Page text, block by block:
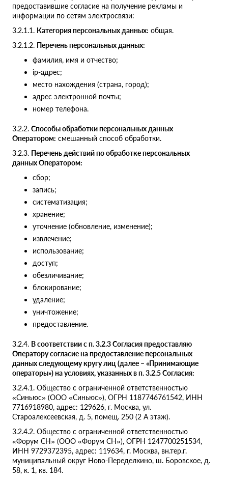
предоставившие согласие на получение рекламы и
информации по сетям электросвязи:
3.2.1.1. Категория персональных данных: общая.
3.2.1.2. Перечень персональных данных:
фамилия, имя и отчество;
ip-адрес;
место нахождения (страна, город);
адрес электронной почты;
номер телефона.
3.2.2. Способы обработки персональных данных
Оператором: смешанный способ обработки.
3.2.3. Перечень действий по обработке персональных
данных Оператором:
сбор;
запись;
систематизация;
хранение;
уточнение (обновление, изменение);
извлечение;
использование;
доступ;
обезличивание;
блокирование;
удаление;
уничтожение;
предоставление.
3.2.4. В соответствии с п. 3.2.3 Согласия предоставляю
Оператору согласие на предоставление персональных
данных следующему кругу лиц (далее – «Принимающие
операторы») на условиях, указанных в п. 3.2.5 Согласия:
3.2.4.1. Общество с ограниченной ответственностью
«Синьюс» (ООО «Синьюс»), ОГРН 1187746761542, ИНН
7716918980, адрес: 129626, г. Москва, ул.
Староалексеевская, д. 5, помещ. 250 (2 А этаж).
3.2.4.2. Общество с ограниченной ответственностью
«Форум СН» (ООО «Форум СН»), ОГРН 1247700251534,
ИНН 9729372395, адрес: 119634, г. Москва, вн.тер.г.
муниципальный округ Ново-Переделкино, ш. Боровское, д.
58, к. 1, кв. 184.